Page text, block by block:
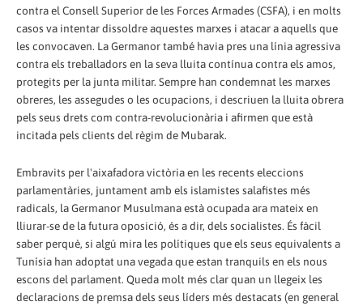
contra el Consell Superior de les Forces Armades (CSFA), i en molts
casos va intentar dissoldre aquestes marxes i atacar a aquells que
les convocaven. La Germanor també havia pres una línia agressiva
contra els treballadors en la seva lluita contínua contra els amos,
protegits per la junta militar. Sempre han condemnat les marxes
obreres, les assegudes o les ocupacions, i descriuen la lluita obrera
pels seus drets com contra-revolucionària i afirmen que està
incitada pels clients del règim de Mubarak.
Embravits per l'aixafadora victòria en les recents eleccions
parlamentàries, juntament amb els islamistes salafistes més
radicals, la Germanor Musulmana està ocupada ara mateix en
lliurar-se de la futura oposició, és a dir, dels socialistes. És fàcil
saber perquè, si algú mira les polítiques que els seus equivalents a
Tunísia han adoptat una vegada que estan tranquils en els nous
escons del parlament. Queda molt més clar quan un llegeix les
declaracions de premsa dels seus líders més destacats (en general